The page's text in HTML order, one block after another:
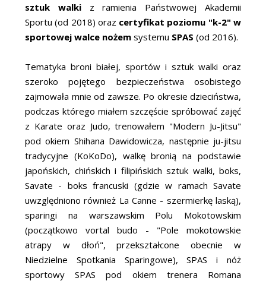
sztuk walkiz ramienia Państwowej Akademii
Sportu (od 2018) oraz certyfikat poziomu "k-2" w
sportowej walce nożem systemu SPAS (od 2016).
Tematyka broni białej, sportów i sztuk walki oraz
szeroko pojętego bezpieczeństwa osobistego
zajmowała mnie od zawsze. Po okresie dzieciństwa,
podczas którego miałem szczęście spróbować zajęć
z Karate oraz Judo, trenowałem "Modern Ju-Jitsu"
pod okiem Shihana Dawidowicza, następnie ju-jitsu
tradycyjne (KoKoDo), walkę bronią na podstawie
japońskich, chińskich i filipińskich sztuk walki, boks,
Savate - boks francuski (gdzie w ramach Savate
uwzględniono również La Canne - szermierkę laską),
sparingi na warszawskim Polu Mokotowskim
(początkowo vortal budo - "Pole mokotowskie
atrapy w dłoń", przekształcone obecnie w
Niedzielne Spotkania Sparingowe), SPAS i nóż
sportowy SPAS pod okiem trenera Romana